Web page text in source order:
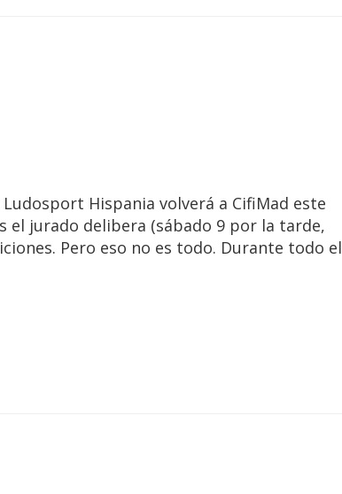
Hispania volverá a CifiMad este
el jurado delibera (sábado 9 por la tarde,
Pero eso no es todo. Durante todo el